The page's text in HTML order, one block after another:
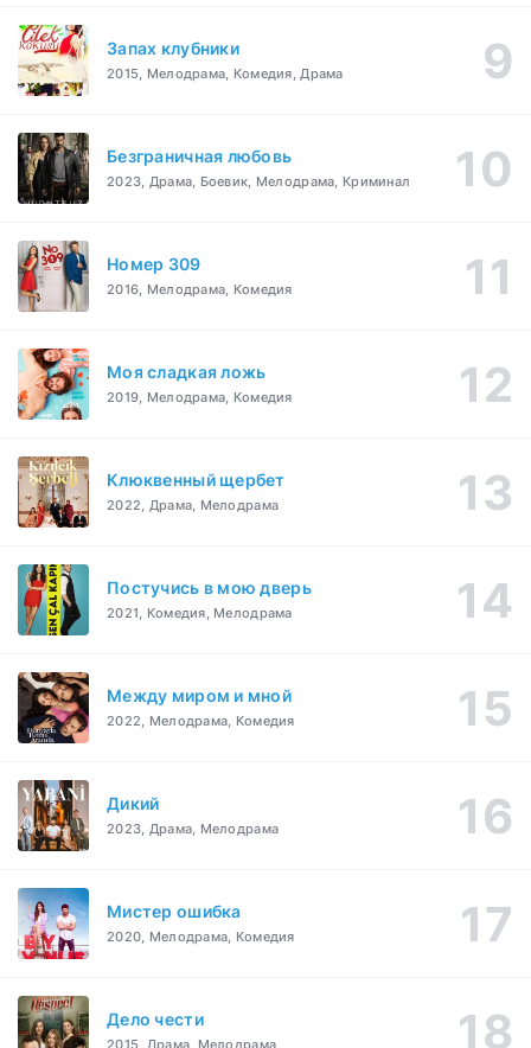
Запах клубники
2015, Мелодрама, Комедия, Драма
Безграничная любовь
2023, Драма, Боевик, Мелодрама, Криминал
Номер 309
2016, Мелодрама, Комедия
Моя сладкая ложь
2019, Мелодрама, Комедия
Клюквенный щербет
2022, Драма, Мелодрама
Постучись в мою дверь
2021, Комедия, Мелодрама
Между миром и мной
2022, Мелодрама, Комедия
Дикий
2023, Драма, Мелодрама
Мистер ошибка
2020, Мелодрама, Комедия
Дело чести